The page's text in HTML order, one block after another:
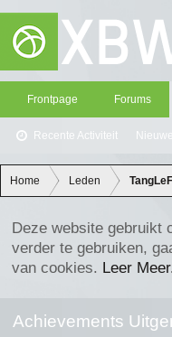
Frontpage Forums
Recente Activiteit
Home Leden
Deze website gebruikt
verder te gebruiken,
van cookies. Leer
Achievements